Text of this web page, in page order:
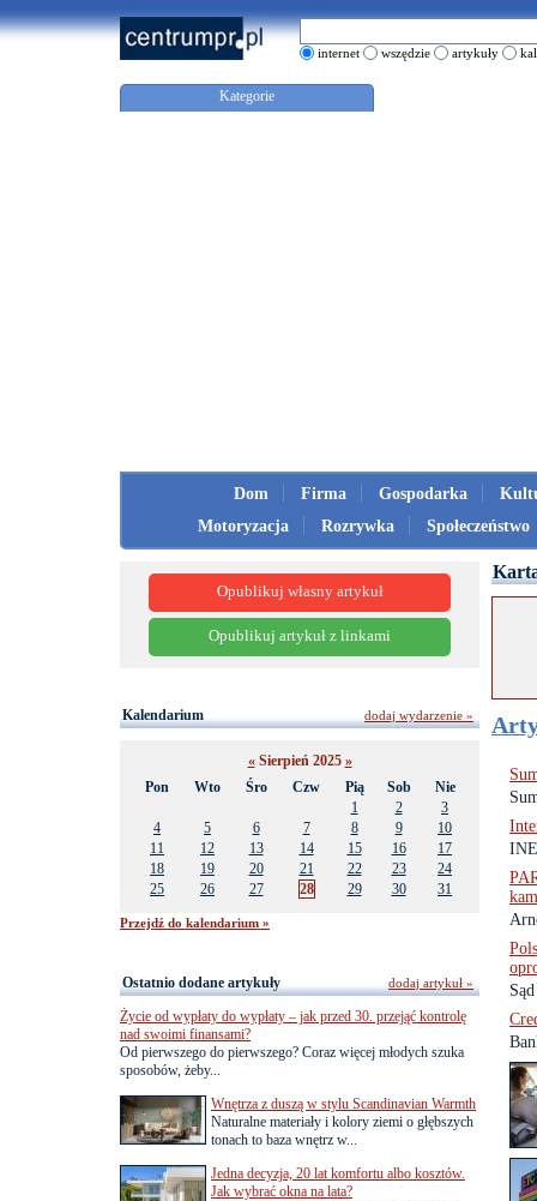
internet wszędzie artykuły
Kategorie
Dom Firma Gospodarka
Motoryzacja
Rozrywka Społeczeństwo
Opublikuj własny artykuł
Opublikuj artykuł z linkami
Kalendarium
«Sierpień 2025 »
Pon
Wto Śro Czw Pią Sob
Nie
1
2
3
4
5 6 7 8 9
10
11
12 13 14 15 16
17
18
19 20 21 22 23
24
25
26 27 28 29 30 31
Przejdź do kalendarium »
dodaj wydarzenie »
Ostatnio dodane artykuły
Życie od wypłaty do wypłaty – jak przed 30. przejąć kontrolę
nad swoimi finansami?
Od pierwszego do pierwszego? Coraz więcej młodych szuka
sposobów, żeby...
Wnętrza z duszą w stylu Scandinavian Warmth
Naturalne materiały i kolory ziemi o głębszych
tonach to baza wnętrz w...
Jedna decyzja, 20 lat komfortu albo kosztów.
Jak wybrać okna na lata?
dodaj artykuł »